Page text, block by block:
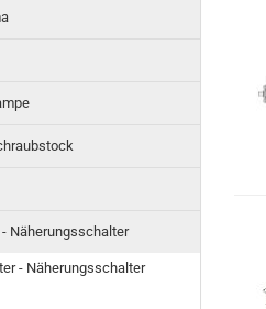
Näherungsschalter
- Näherungsschalter